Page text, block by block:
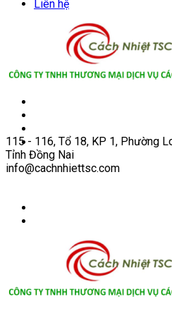
Liên hệ
115 - 116, Tổ 18, KP 1, Phường
Tỉnh Đồng Nai
info@cachnhiettsc.com